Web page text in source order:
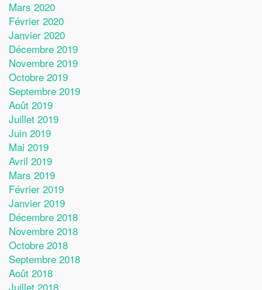
Mars 2020
Février 2020
Janvier 2020
Décembre 2019
Novembre 2019
Octobre 2019
Septembre 2019
Août 2019
Juillet 2019
Juin 2019
Mai 2019
Avril 2019
Mars 2019
Février 2019
Janvier 2019
Décembre 2018
Novembre 2018
Octobre 2018
Septembre 2018
Août 2018
Juillet 2018